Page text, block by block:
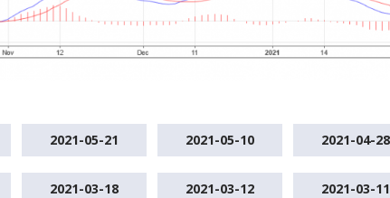
2021-05-21 2021-05-10 2021-04-28
2021-03-18 2021-03-12 2021-03-11